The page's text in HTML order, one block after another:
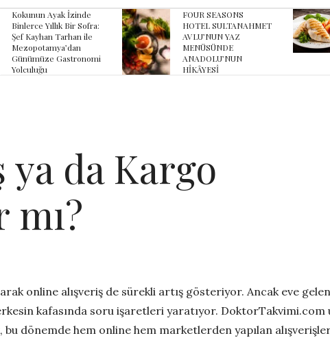
FOUR SEASONS
HOTEL SULTANAHMET
AVLU’NUN YAZ
MENÜSÜNDE
ANADOLU’NUN
HİKÂYESİ
BESİN
ZEHİRLENMESİNE
KARŞI 12 KRİTİK
KURAL!
da Kargo
online alışveriş de sürekli artış gösteriyor. Ancak eve
kafasında soru işaretleri yaratıyor. DoktorTakvimi.com
dönemde hem online hem marketlerden yapılan